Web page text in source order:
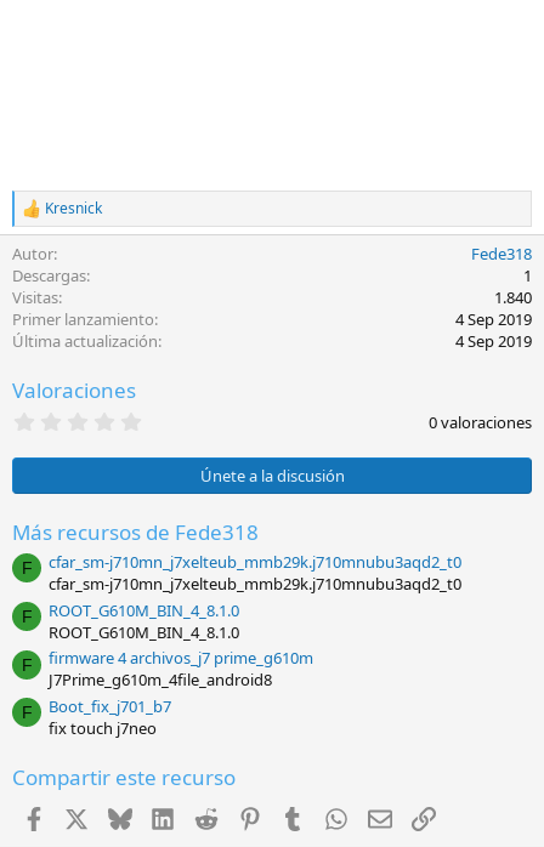
R
e
a
c
c
i
o
n
s
Kresnick
Autor
Fede318
Descargas
1
Visitas
1.840
Primer lanzamiento
4 Sep 2019
Última actualización
4 Sep 2019
Valoraciones
0
e
t
r
e
l
l
a
(
s
)
0 valoraciones
Únete a la discusión
Más recursos de Fede318
F
cfar_sm-j710mn_j7xelteub_mmb29k.j710mnubu3aqd2_t0
cfar_sm-j710mn_j7xelteub_mmb29k.j710mnubu3aqd2_t0
F
ROOT_G610M_BIN_4_8.1.0
ROOT_G610M_BIN_4_8.1.0
F
firmware 4 archivos_j7 prime_g610m
J7Prime_g610m_4file_android8
F
Boot_fix_j701_b7
fix touch j7neo
Compartir este recurso
Facebook BlueskyLinkedInReddit PinterestTumblr WhatsApp
EmailEnlace